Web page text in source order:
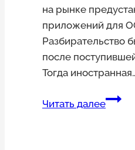
на рынке
приложений для
Разбирательство
после
Тогда
Читать далееФАС